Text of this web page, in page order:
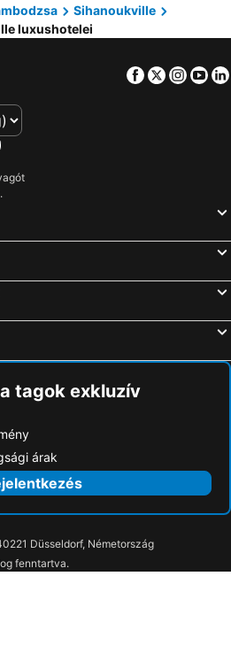
Sihanoukville
luxushotelei
Facebook
Twitter
tagok exkluzív
árak
Düsseldorf, Németország
fenntartva.